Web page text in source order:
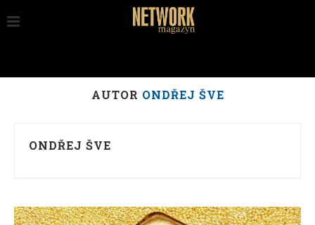
AUTOR ONDŘEJ ŠVE
ONDŘEJ ŠVE